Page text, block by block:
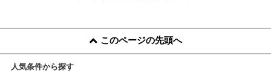
このページの先頭へ
人気条件から探す